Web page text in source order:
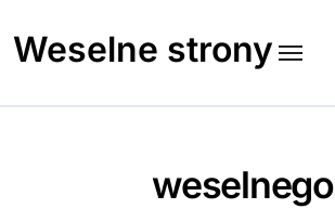
to
content
Weselne strony
weselnego